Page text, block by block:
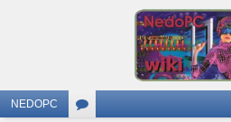
NEDOPC